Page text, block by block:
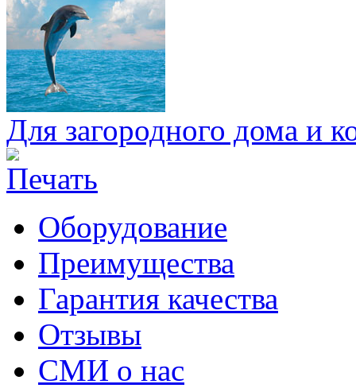
Для загородного дома и
Оборудование
Преимущества
Гарантия качества
Отзывы
СМИ о нас